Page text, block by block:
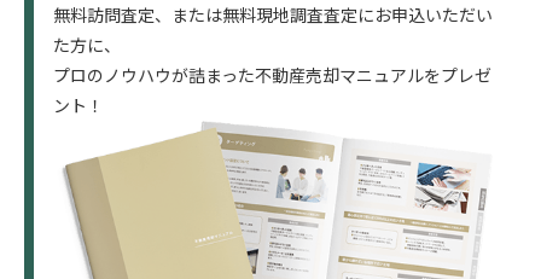
無料訪問査定、または無料現地調査査定にお申込いただい
た方に、
プロのノウハウが詰まった不動産売却マニュアルをプレゼ
ント！